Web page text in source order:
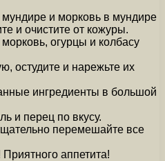
и морковь в мундире
и очистите от кожуры.
огурцы и колбасу
остудите и нарежьте их
ингредиенты в большой
и перец по вкусу.
перемешайте все
аппетита!